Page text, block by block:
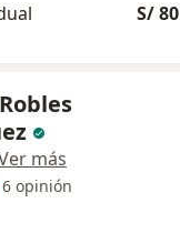
S/ 80
más
6 opinión